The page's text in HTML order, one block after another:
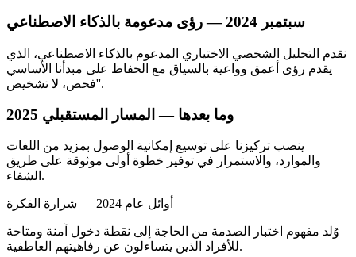
سبتمبر 2024 — رؤى مدعومة بالذكاء الاصطناعي
نقدم التحليل الشخصي الاختياري المدعوم بالذكاء الاصطناعي، الذي
يقدم رؤى أعمق وواعية بالسياق مع الحفاظ على مبدأنا الأساسي
'فحص، لا تشخيص'.
2025 وما بعدها — المسار المستقبلي
ينصب تركيزنا على توسيع إمكانية الوصول بمزيد من اللغات
والموارد، والاستمرار في توفير خطوة أولى موثوقة على طريق
الشفاء.
أوائل عام 2024 — شرارة الفكرة
وُلد مفهوم اختبار الصدمة من الحاجة إلى نقطة دخول آمنة ومتاحة
للأفراد الذين يتساءلون عن رفاهيتهم العاطفية.